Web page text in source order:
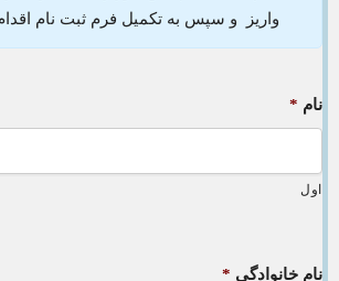
واریز و سپس به تکمیل فرم ثبت نام
نام *
اول
نام خانوادگی *